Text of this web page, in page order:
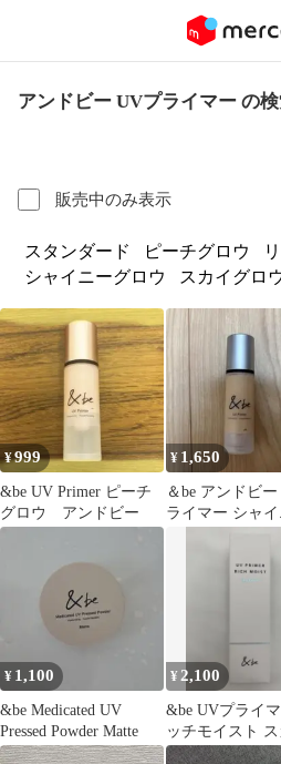
アンドビー UVプライマー の
販売中のみ表示
スタンダード ピーチグロウ
シャイニーグロウ
スカイグロ
¥999
&be UV Primer ピーチ
グロウ アンドビー
¥ 1,650
＆be アンドビ
ライマー シャ
¥ 1,100
&be Medicated UV
Pressed Powder Matte
¥ 2,100
&be UVプライ
ッチモイスト
ロウ